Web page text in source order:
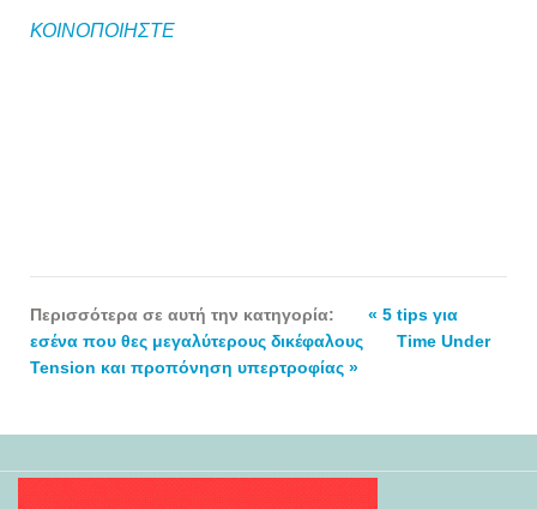
ΚΟΙΝΟΠΟΙΗΣΤΕ
Περισσότερα σε αυτή την κατηγορία:
« 5 tips για
εσένα που θες μεγαλύτερους δικέφαλους
Time Under
Tension και προπόνηση υπερτροφίας »